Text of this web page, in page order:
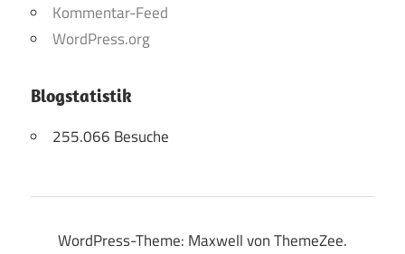
Kommentar-Feed
WordPress.org
Blogstatistik
255.066 Besuche
WordPress-Theme: Maxwell von ThemeZee.